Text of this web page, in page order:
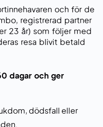
och för de
registrerad partner
23 år) som följer med
resa blivit betald
dagar och ger
dödsfall eller